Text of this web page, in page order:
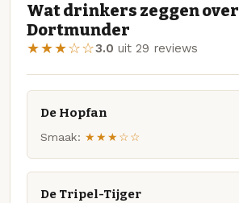
Wat drinkers zeggen over
Dortmunder
★★★☆☆3.0 uit 29 reviews
De Hopfan
Smaak: ★★★☆☆
De Tripel-Tijger